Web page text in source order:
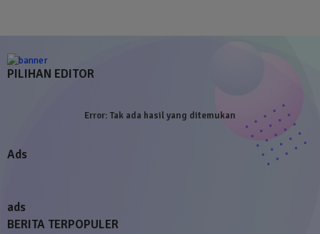
PILIHAN EDITOR
Error:Tak ada hasil yang ditemukan
Ads
ads
BERITA TERPOPULER